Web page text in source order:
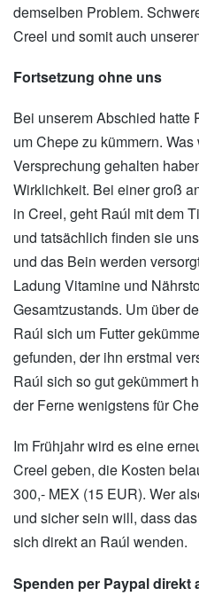
demselben Problem.
Creel und somit auch
Fortsetzung ohne uns
Bei unserem Abschied hatte
um Chepe zu kümmern.
Versprechung gehalten
Wirklichkeit. Bei einer groß
in Creel, geht Raúl mit dem
und tatsächlich finden sie
und das Bein werden
Ladung Vitamine und
Gesamtzustands. Um über
Raúl sich um Futter
gefunden, der ihn erstmal
Raúl sich so gut gekümmert
der Ferne wenigstens für
Im Frühjahr wird es eine
Creel geben, die Kosten
300,- MEX (15 EUR). Wer
und sicher sein will, dass
sich direkt an Raúl wenden.
Spenden per Paypal direkt